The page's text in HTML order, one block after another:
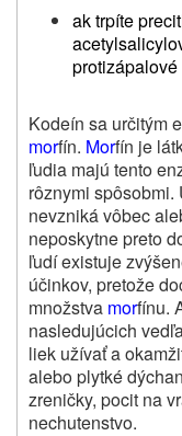
ak trpíte
Kodeín sa určitým
morfín. Morfín je
ľudia majú tento
rôznymi
nevzniká vôbec
neposkytne preto
ľudí existuje
účinkov, pretože
množstva morfínu.
nasledujúcich
liek užívať a
alebo plytké
zreničky, pocit na
nechutenstvo.